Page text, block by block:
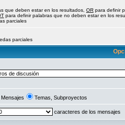
que deben estar en los resultados, OR para definir
para definir palabras que no deben estar en los
parciales
parciales
Mensajes Temas, Subproyectos
caracteres de los mensajes